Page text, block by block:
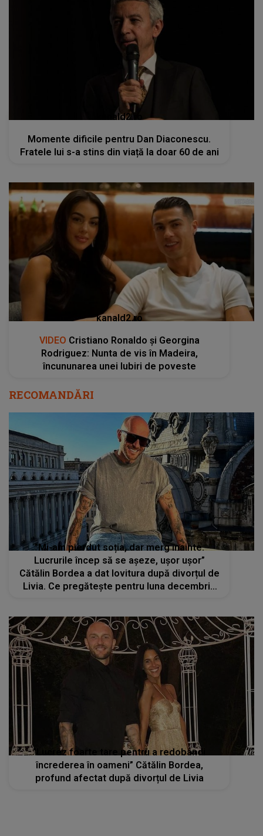
kanald2.ro
Momente dificile pentru Dan Diaconescu.
Fratele lui s-a stins din viață la doar 60 de ani
kanald2.ro
VIDEO Cristiano Ronaldo și Georgina
Rodriguez: Nunta de vis în Madeira,
încununarea unei Iubiri de poveste
RECOMANDĂRI
”Mi-am pierdut soția, dar merg înainte.
Lucrurile încep să se așeze, ușor ușor”
Cătălin Bordea a dat lovitura după divorțul de
Livia. Ce pregătește pentru luna decembrie
”Lucrez foarte tare pentru a redobândi
încrederea în oameni” Cătălin Bordea,
profund afectat după divorțul de Livia